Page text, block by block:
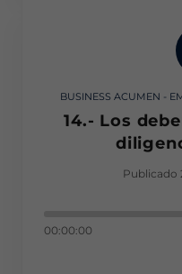
BUSINESS ACUMEN -
14.- Los
Publicado
00:00:00